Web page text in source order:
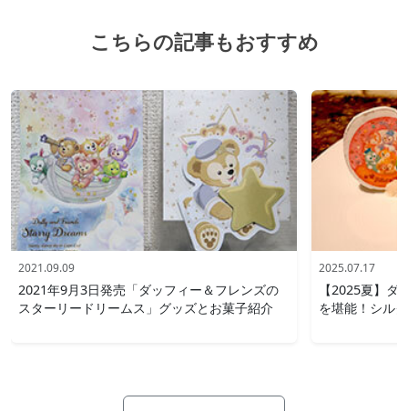
こちらの記事もおすすめ
2021.09.09
2021年9月3日発売「ダッフィー＆フレンズの
スターリードリームス」グッズとお菓子紹介
2025.07.17
【2025夏】ダ
を堪能！シル